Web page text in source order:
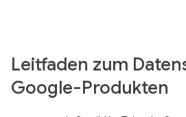
Leitfaden zum
Google-Produkten